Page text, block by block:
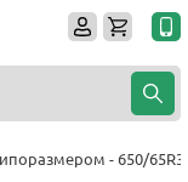
- 650/